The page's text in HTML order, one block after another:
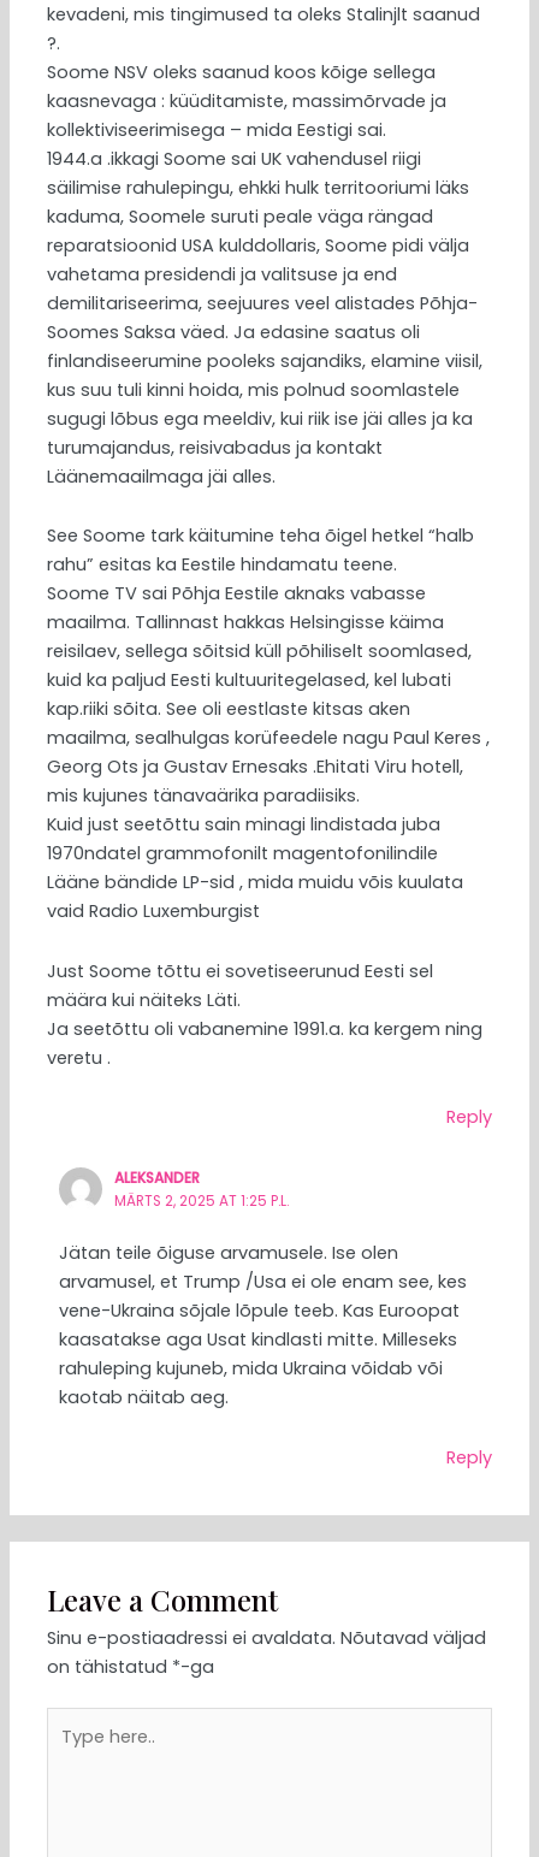
kevadeni, mis tingimused ta oleks Stalinjlt saanud
?.
Soome NSV oleks saanud koos kõige sellega
kaasnevaga : küüditamiste, massimõrvade ja
kollektiviseerimisega – mida Eestigi sai.
1944.a .ikkagi Soome sai UK vahendusel riigi
säilimise rahulepingu, ehkki hulk territooriumi läks
kaduma, Soomele suruti peale väga rängad
reparatsioonid USA kulddollaris, Soome pidi välja
vahetama presidendi ja valitsuse ja end
demilitariseerima, seejuures veel alistades Põhja-
Soomes Saksa väed. Ja edasine saatus oli
finlandiseerumine pooleks sajandiks, elamine viisil,
kus suu tuli kinni hoida, mis polnud soomlastele
sugugi lõbus ega meeldiv, kui riik ise jäi alles ja ka
turumajandus, reisivabadus ja kontakt
Läänemaailmaga jäi alles.
See Soome tark käitumine teha õigel hetkel “halb
rahu” esitas ka Eestile hindamatu teene.
Soome TV sai Põhja Eestile aknaks vabasse
maailma. Tallinnast hakkas Helsingisse käima
reisilaev, sellega sõitsid küll põhiliselt soomlased,
kuid ka paljud Eesti kultuuritegelased, kel lubati
kap.riiki sõita. See oli eestlaste kitsas aken
maailma, sealhulgas korüfeedele nagu Paul Keres ,
Georg Ots ja Gustav Ernesaks .Ehitati Viru hotell,
mis kujunes tänavaärika paradiisiks.
Kuid just seetõttu sain minagi lindistada juba
1970ndatel grammofonilt magentofonilindile
Lääne bändide LP-sid , mida muidu võis kuulata
vaid Radio Luxemburgist
Just Soome tõttu ei sovetiseerunud Eesti sel
määra kui näiteks Läti.
Ja seetõttu oli vabanemine 1991.a. ka kergem ning
veretu .
Reply
ALEKSANDER
MÄRTS 2, 2025 AT 1:25 P.L.
Jätan teile õiguse arvamusele. Ise olen
arvamusel, et Trump /Usa ei ole enam see, kes
vene-Ukraina sõjale lõpule teeb. Kas Euroopat
kaasatakse aga Usat kindlasti mitte. Milleseks
rahuleping kujuneb, mida Ukraina võidab või
kaotab näitab aeg.
Reply
Leave a Comment
Sinu e-postiaadressi ei avaldata. Nõutavad väljad
on tähistatud *-ga
here..